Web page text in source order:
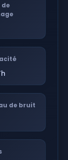
de
de bruit